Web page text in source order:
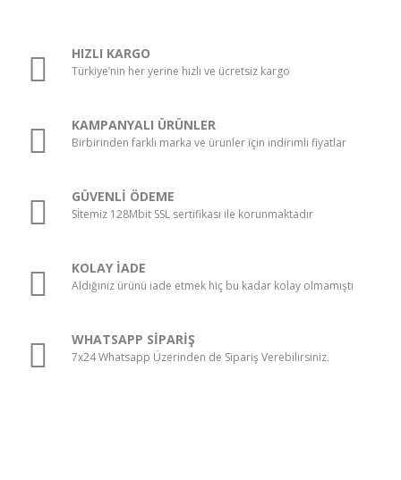
HIZLI KARGO
Türkiye’nin her yerine hızlı ve ücretsiz kargo
KAMPANYALI ÜRÜNLER
Birbirinden farklı marka ve ürünler için indirimli fiyatlar
GÜVENLİ ÖDEME
Sİtemiz 128Mbit SSL sertifikası ile korunmaktadır
KOLAY İADE
Aldığınız ürünü iade etmek hiç bu kadar kolay olmamıştı
WHATSAPP SİPARİŞ
7x24 Whatsapp Üzerinden de Sipariş Verebilirsiniz.